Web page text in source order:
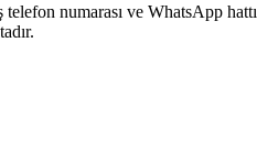
numarası ve WhatsApp hattı